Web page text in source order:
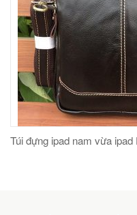
Túi đựng ipad nam vừa